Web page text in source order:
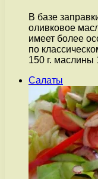
В базе
оливковое
имеет более
по
150 г.
Салаты